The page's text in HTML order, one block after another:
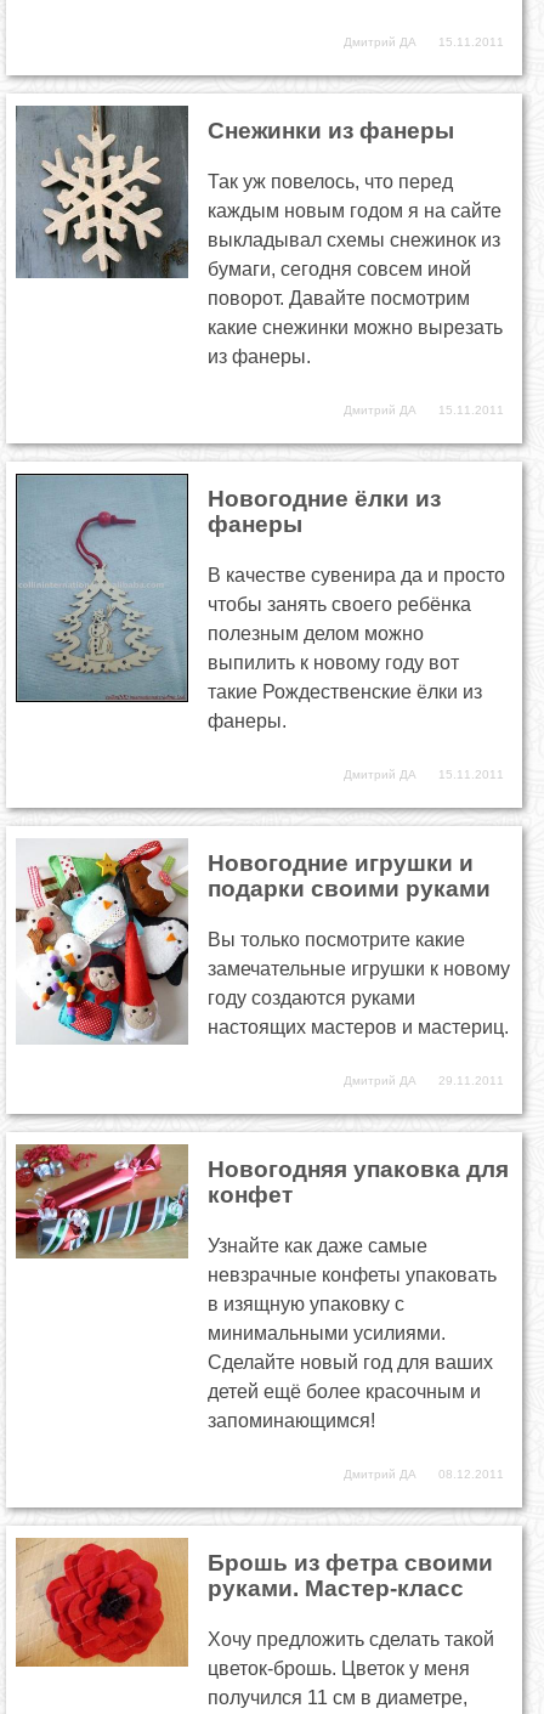
Дмитрий ДА 15.11.2011
Снежинки из фанеры
Так уж повелось, что перед
каждым новым годом я на сайте
выкладывал схемы снежинок из
бумаги, сегодня совсем иной
поворот. Давайте посмотрим
какие снежинки можно вырезать
из фанеры.
Дмитрий ДА 15.11.2011
Новогодние ёлки из
фанеры
В качестве сувенира да и просто
чтобы занять своего ребёнка
полезным делом можно
выпилить к новому году вот
такие Рождественские ёлки из
фанеры.
Дмитрий ДА 15.11.2011
Новогодние игрушки и
подарки своими руками
Вы только посмотрите какие
замечательные игрушки к новому
году создаются руками
настоящих мастеров и мастериц.
Дмитрий ДА 29.11.2011
Новогодняя упаковка для
конфет
Узнайте как даже самые
невзрачные конфеты упаковать
в изящную упаковку с
минимальными усилиями.
Сделайте новый год для ваших
детей ещё более красочным и
запоминающимся!
Дмитрий ДА 08.12.2011
Брошь из фетра своими
руками. Мастер-класс
Хочу предложить сделать такой
цветок-брошь. Цветок у меня
получился 11 см в диаметре,